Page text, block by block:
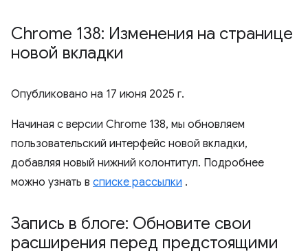
Chrome 138: Изменения на странице
новой вкладки
Опубликовано на 17 июня 2025 г.
Начиная с версии Chrome 138, мы обновляем
пользовательский интерфейс новой вкладки,
добавляя новый нижний колонтитул. Подробнее
можно узнать в списке рассылки .
Запись в блоге: Обновите свои
расширения перед предстоящими